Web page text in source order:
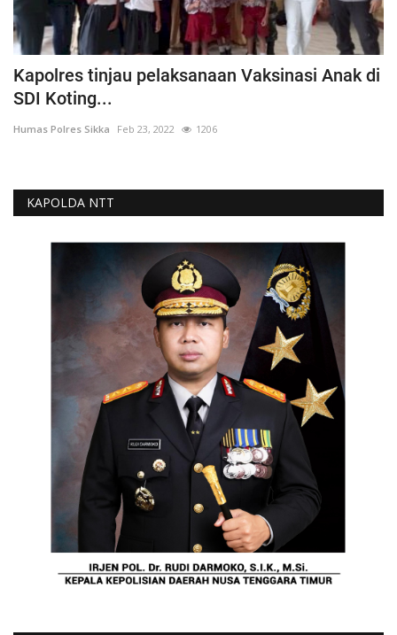
Kapolres tinjau pelaksanaan Vaksinasi Anak di
SDI Koting...
Humas Polres Sikka Feb 23, 2022 1206
KAPOLDA NTT